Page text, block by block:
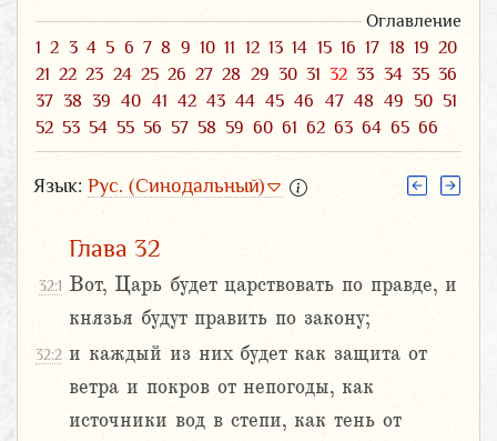
Оглавление
1 2 3 4 5 6 7 8 9 10 11 12 13 14 15 16 17 18 19 20
21 22 23 24 25 26 27 28 29 30 31 32 33 34 35 36
37 38 39 40 41 42 43 44 45 46 47 48 49 50 51
52 53 54 55 56 57 58 59 60 61 62 63 64 65 66
Язык: Рус. (Синодальный)
Глава 32
32:1 Вот, Царь будет царствовать по правде, и
князья будут править по закону;
32:2 и каждый из них будет как защита от
ветра и покров от непогоды, как
источники вод в степи, как тень от